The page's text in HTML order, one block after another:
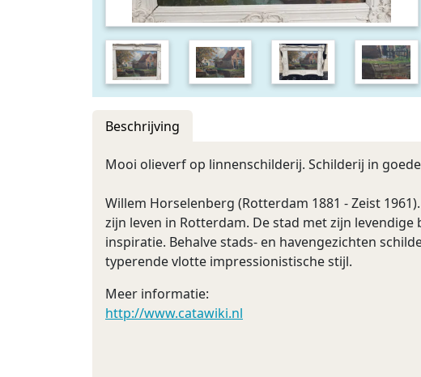
Beschrijving
Mooi olieverf op linnenschilderij. Schilderij in
Willem Horselenberg (Rotterdam 1881 - Zeist
zijn leven in Rotterdam. De stad met zijn
inspiratie. Behalve stads- en havengezichten
typerende vlotte impressionistische stijl.
Meer informatie:
http://www.catawiki.nl